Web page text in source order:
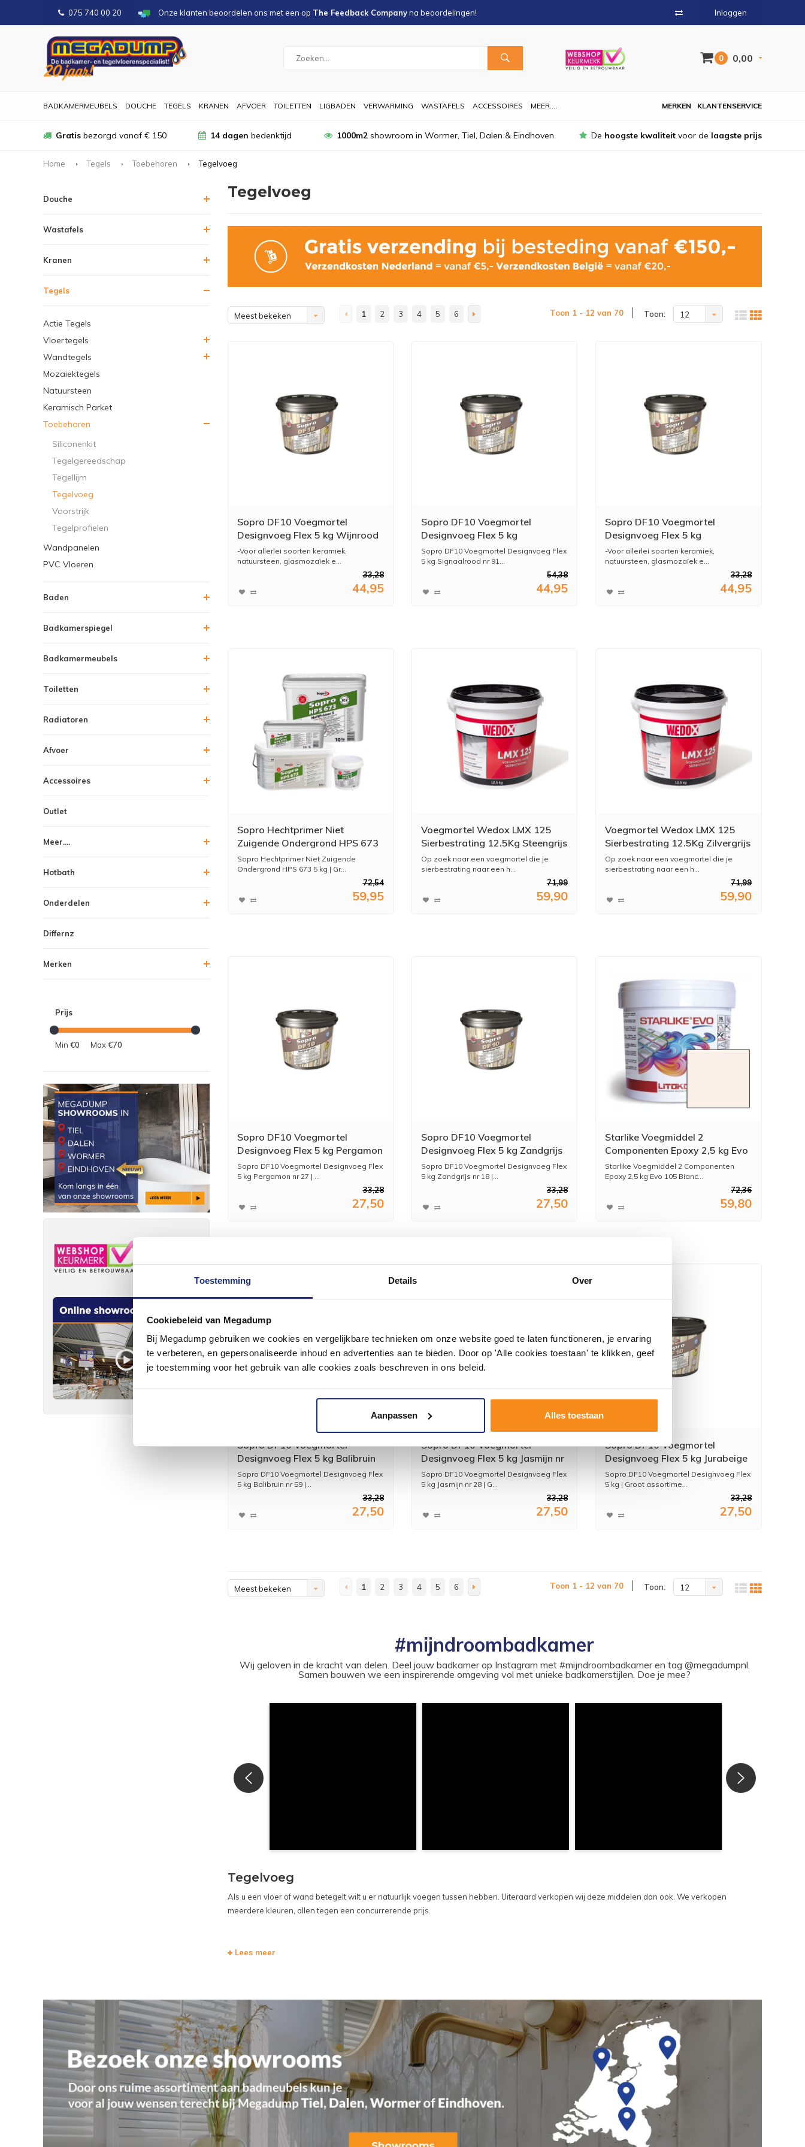
Toestemming Details Over
Cookiebeleid van Megadump
Bij Megadump gebruiken we cookies en vergelijkbare technieken om onze website goed te laten functioneren, je ervaring
te verbeteren, en gepersonaliseerde inhoud en advertenties aan te bieden. Door op 'Alle cookies toestaan' te klikken, geef
je toestemming voor het gebruik van alle cookies zoals beschreven in ons beleid.
Aanpassen Alles toestaan
075 740 00 20 Onze klanten beoordelen ons met een op The Feedback Companyna beoordelingen! Inloggen
0 0,00
BADKAMERMEUBELS DOUCHE TEGELS KRANEN AFVOER TOILETTEN LIGBADEN VERWARMING WASTAFELS ACCESSOIRES MEER.... KLANTENSERVICE
MERKEN
Gratis bezorgd vanaf € 150 14 dagen bedenktijd 1000m2showroom in Wormer, Tiel, Dalen & Eindhoven De hoogste kwaliteit voor de laagste prijs
Home Tegels Toebehoren Tegelvoeg
Douche
Wastafels
Kranen
Tegels
Actie Tegels
Vloertegels
Wandtegels
Mozaiektegels
Natuursteen
Keramisch Parket
Toebehoren
Siliconenkit
Tegelgereedschap
Tegellijm
Tegelvoeg
Voorstrijk
Tegelprofielen
Wandpanelen
PVC Vloeren
Baden
Badkamerspiegel
Badkamermeubels
Toiletten
Radiatoren
Afvoer
Accessoires
Outlet
Meer....
Hotbath
Onderdelen
Differnz
Merken
Prijs
Min €0 Max€70
Tegelvoeg
Meest bekeken 1 2 3 4 5 6 Toon 1 - 12 van 70 Toon: 12
Sopro DF10 Voegmortel
Designvoeg Flex 5 kg Wijnrood
nr 92
-Voor allerlei soorten keramiek,
natuursteen, glasmozaïek e...
33,28
44,95
Sopro DF10 Voegmortel
Designvoeg Flex 5 kg
Signaalrood nr 91
Sopro DF10 Voegmortel Designvoeg Flex
5 kg Signaalrood nr 91...
54,38
44,95
Sopro DF10 Voegmortel
Designvoeg Flex 5 kg
Diepblauw nr 98
-Voor allerlei soorten keramiek,
natuursteen, glasmozaïek e...
33,28
44,95
Sopro Hechtprimer Niet
Zuigende Ondergrond HPS 673
5 kg
Sopro Hechtprimer Niet Zuigende
Ondergrond HPS 673 5 kg | Gr...
72,54
59,95
Voegmortel Wedox LMX 125
Sierbestrating 12.5Kg Steengrijs
Op zoek naar een voegmortel die je
sierbestrating naar een h...
71,99
59,90
Voegmortel Wedox LMX 125
Sierbestrating 12.5Kg Zilvergrijs
Op zoek naar een voegmortel die je
sierbestrating naar een h...
71,99
59,90
Sopro DF10 Voegmortel
Designvoeg Flex 5 kg Pergamon
nr 27
Sopro DF10 Voegmortel Designvoeg Flex
5 kg Pergamon nr 27 | ...
33,28
27,50
Sopro DF10 Voegmortel
Designvoeg Flex 5 kg Zandgrijs
nr 18
Sopro DF10 Voegmortel Designvoeg Flex
5 kg Zandgrijs nr 18 |...
33,28
27,50
Starlike Voegmiddel 2
Componenten Epoxy 2,5 kg Evo
105 Bianco Titanio Titanium
Starlike Voegmiddel 2 Componenten
Epoxy 2,5 kg Evo 105 Bianc...
72,36
59,80
Sopro DF10 Voegmortel
Designvoeg Flex 5 kg Balibruin
nr 59
Sopro DF10 Voegmortel Designvoeg Flex
5 kg Balibruin nr 59 |...
33,28
27,50
Sopro DF10 Voegmortel
Designvoeg Flex 5 kg Jasmijn nr
28
Sopro DF10 Voegmortel Designvoeg Flex
5 kg Jasmijn nr 28 | G...
33,28
27,50
Sopro DF10 Voegmortel
Designvoeg Flex 5 kg Jurabeige
nr 33
Sopro DF10 Voegmortel Designvoeg Flex
5 kg | Groot assortime...
33,28
27,50
Meest bekeken 1 2 3 4 5 6 Toon 1 - 12 van 70 Toon: 12
#mijndroombadkamer
Wij geloven in de kracht van delen. Deel jouw badkamer op Instagram met #mijndroombadkamer en tag @megadumpnl.
Samen bouwen we een inspirerende omgeving vol met unieke badkamerstijlen. Doe je mee?
Tegelvoeg
Als u een vloer of wand betegelt wilt u er natuurlijk voegen tussen hebben. Uiteraard verkopen wij deze middelen dan ook. We verkopen
meerdere kleuren, allen tegen een concurrerende prijs.
Lees meer